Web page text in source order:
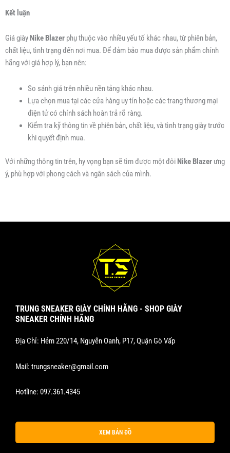
Kết luận
Giá giày Nike Blazer phụ thuộc vào nhiều yếu tố khác nhau, từ phiên bản,
chất liệu, tình trạng đến nơi mua. Để đảm bảo mua được sản phẩm chính
hãng với giá hợp lý, bạn nên:
So sánh giá trên nhiều nền tảng khác nhau.
Lựa chọn mua tại các cửa hàng uy tín hoặc các trang thương mại
điện tử có chính sách hoàn trả rõ ràng.
Kiểm tra kỹ thông tin về phiên bản, chất liệu, và tình trạng giày trước
khi quyết định mua.
Với những thông tin trên, hy vọng bạn sẽ tìm được một đôi Nike Blazer ưng
ý, phù hợp với phong cách và ngân sách của mình.
TRUNG SNEAKER GIÀY CHÍNH HÃNG - SHOP GIÀY
SNEAKER CHÍNH HÃNG
Địa Chỉ: Hẻm 220/14, Nguyễn Oanh, P17, Quận Gò Vấp
Mail: trungsneaker@gmail.com
Hotline: 097.361.4345
XEM BẢN ĐỒ